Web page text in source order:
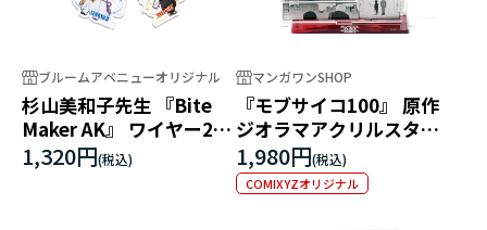
ブルームアベニューオリジナル
杉山美和子先生 『Bite
Maker AK』 ワイヤー2連
アクリルキーホルダー 小
虎＆家康
1,320円
マンガワンSHOP
『モブサイコ100』 原作
ジオラマアクリルスタン
ド A
1,980円
COMIXYZオリジナル